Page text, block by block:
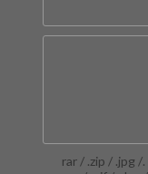
يدعم فقط .rar / .zip / .jpg /